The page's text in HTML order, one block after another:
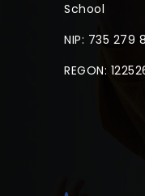
School
NIP: 735 279
REGON: